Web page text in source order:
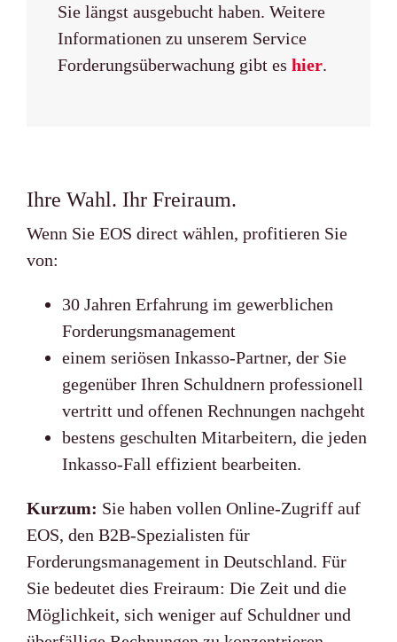
Sie längst ausgebucht haben. Weitere
Informationen zu unserem Service
Forderungsüberwachung gibt es hier.
Ihre Wahl. Ihr Freiraum.
Wenn Sie EOS direct wählen, profitieren Sie
von:
30 Jahren Erfahrung im gewerblichen
Forderungsmanagement
einem seriösen Inkasso-Partner, der Sie
gegenüber Ihren Schuldnern professionell
vertritt und offenen Rechnungen nachgeht
bestens geschulten Mitarbeitern, die jeden
Inkasso-Fall effizient bearbeiten.
Kurzum: Sie haben vollen Online-Zugriff auf
EOS, den B2B-Spezialisten für
Forderungsmanagement in Deutschland. Für
Sie bedeutet dies Freiraum: Die Zeit und die
Möglichkeit, sich weniger auf Schuldner und